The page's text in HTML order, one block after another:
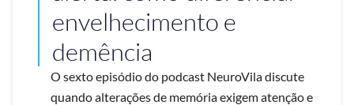
envelhecimento e
demência
O sexto episódio do podcast NeuroVila discute
quando alterações de memória exigem atenção e